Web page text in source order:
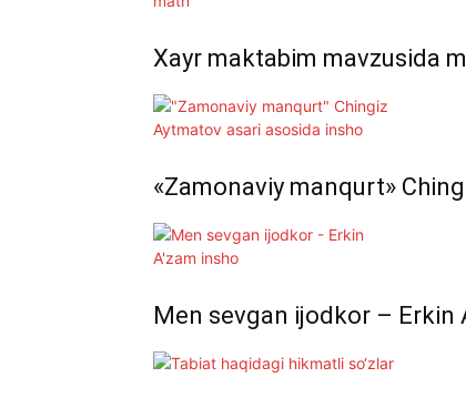
Xayr maktabim mavzusida
«Zamonaviy manqurt»
Men sevgan ijodkor – Erkin